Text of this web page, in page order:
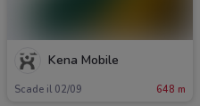
Kena Mobile
Scade il 02/09 648 m